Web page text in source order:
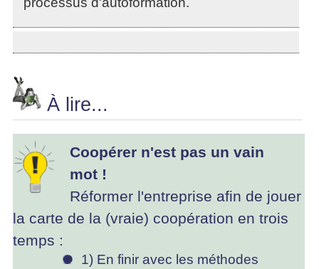
À lire...
Coopérer n'est pas un vain
mot !
Réformer l'entreprise afin de jouer
la carte de la (vraie) coopération en trois
temps :
1) En finir avec les méthodes